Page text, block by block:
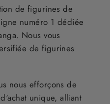
de figurines de
numéro 1 dédiée
Nous vous
de figurines
nous efforçons de
unique, alliant